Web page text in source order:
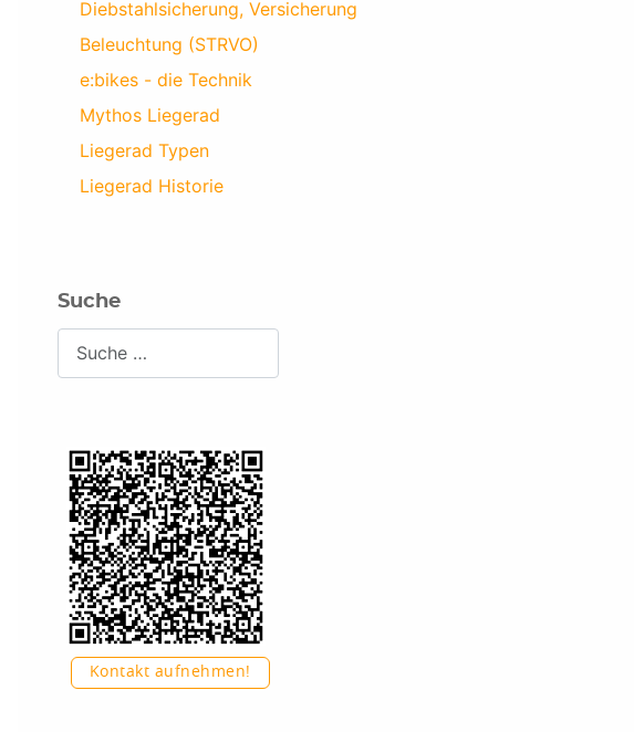
Diebstahlsicherung, Versicherung
Beleuchtung (STRVO)
e:bikes - die Technik
Mythos Liegerad
Liegerad Typen
Liegerad Historie
Suche
Kontakt aufnehmen!